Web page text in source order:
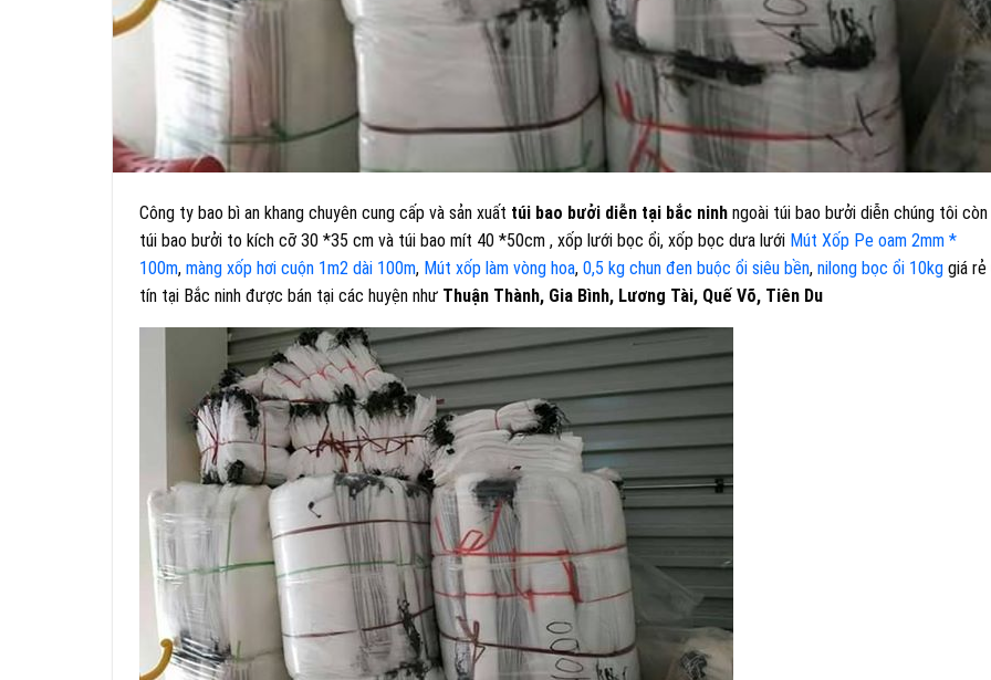
Công ty bao bì an khang chuyên cung cấp và sản xuất túi bao bưởi diễn tại bắc ninh ngoài túi bao bưởi diễn chúng tôi
túi bao bưởi to kích cỡ 30 *35 cm và túi bao mít 40 *50cm , xốp lưới bọc ổi, xốp bọc dưa lưới Mút Xốp Pe oam 2mm *
100m, màng xốp hơi cuộn 1m2 dài 100m, Mút xốp làm vòng hoa, 0,5 kg chun đen buộc ổi siêu bền, nilong bọc ổi 10kg giá rẻ
tín tại Bắc ninh được bán tại các huyện như Thuận Thành, Gia Bình, Lương Tài, Quế Võ, Tiên Du